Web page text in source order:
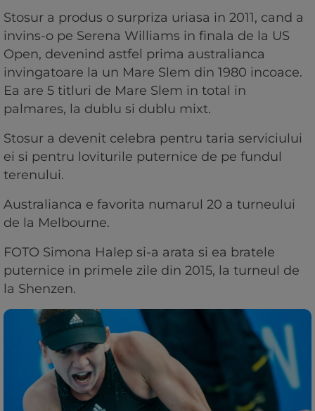
Stosur a produs o surpriza uriasa in 2011, cand a
invins-o pe Serena Williams in finala de la US
Open, devenind astfel prima australianca
invingatoare la un Mare Slem din 1980 incoace.
Ea are 5 titluri de Mare Slem in total in
palmares, la dublu si dublu mixt.
Stosur a devenit celebra pentru taria serviciului
ei si pentru loviturile puternice de pe fundul
terenului.
Australianca e favorita numarul 20 a turneului
de la Melbourne.
FOTO Simona Halep si-a arata si ea bratele
puternice in primele zile din 2015, la turneul de
la Shenzen.